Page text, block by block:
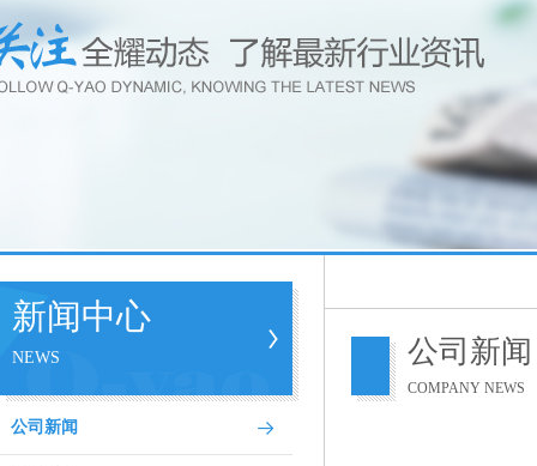
新闻中心
NEWS
公司新闻
公司新闻
COMPANY NEWS